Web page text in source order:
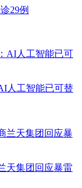
29例
人工智能已可替
天集团回应暴雷